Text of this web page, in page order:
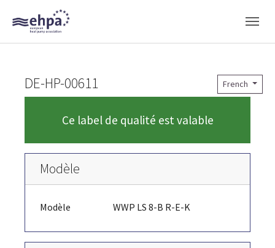
Skip to main navigation
Skip to main content
Skip to page footer
French
DE-HP-00611
Ce label de qualité est valable
Modèle
Modèle WWP LS 8-B R-E-K